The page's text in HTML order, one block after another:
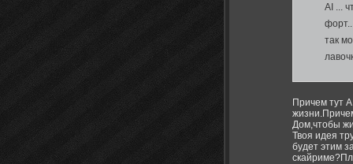
AI ...
так
Причем тут
Дом,чтобы
Твоя идея
будет этим